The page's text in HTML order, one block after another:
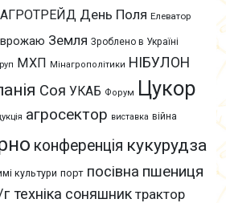
АГРОТРЕЙД День Поля Елеватор
врожаю Земля Зроблено в Україні
МХП Мінагрополітики НІБУЛОН
Соя УКАБ Форум Цукор
агросектор виставка війна
конференція кукурудза
культури порт посівна пшениця
техніка соняшник трактор